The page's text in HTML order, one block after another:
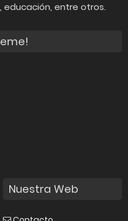
entre otros.
Nuestra Web